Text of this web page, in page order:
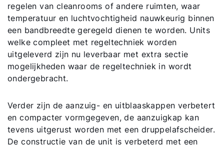
regelen van cleanrooms of andere ruimten, waar
temperatuur en luchtvochtigheid nauwkeurig binnen
een bandbreedte geregeld dienen te worden. Units
welke compleet met regeltechniek worden
uitgeleverd zijn nu leverbaar met extra sectie
mogelijkheden waar de regeltechniek in wordt
ondergebracht.
Verder zijn de aanzuig- en uitblaaskappen verbetert
en compacter vormgegeven, de aanzuigkap kan
tevens uitgerust worden met een druppelafscheider.
De constructie van de unit is verbeterd met een